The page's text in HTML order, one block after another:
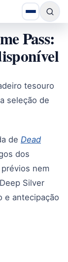
Pass:
tesouro
seleção de
de Dead
dos
nem
Silver
e antecipação